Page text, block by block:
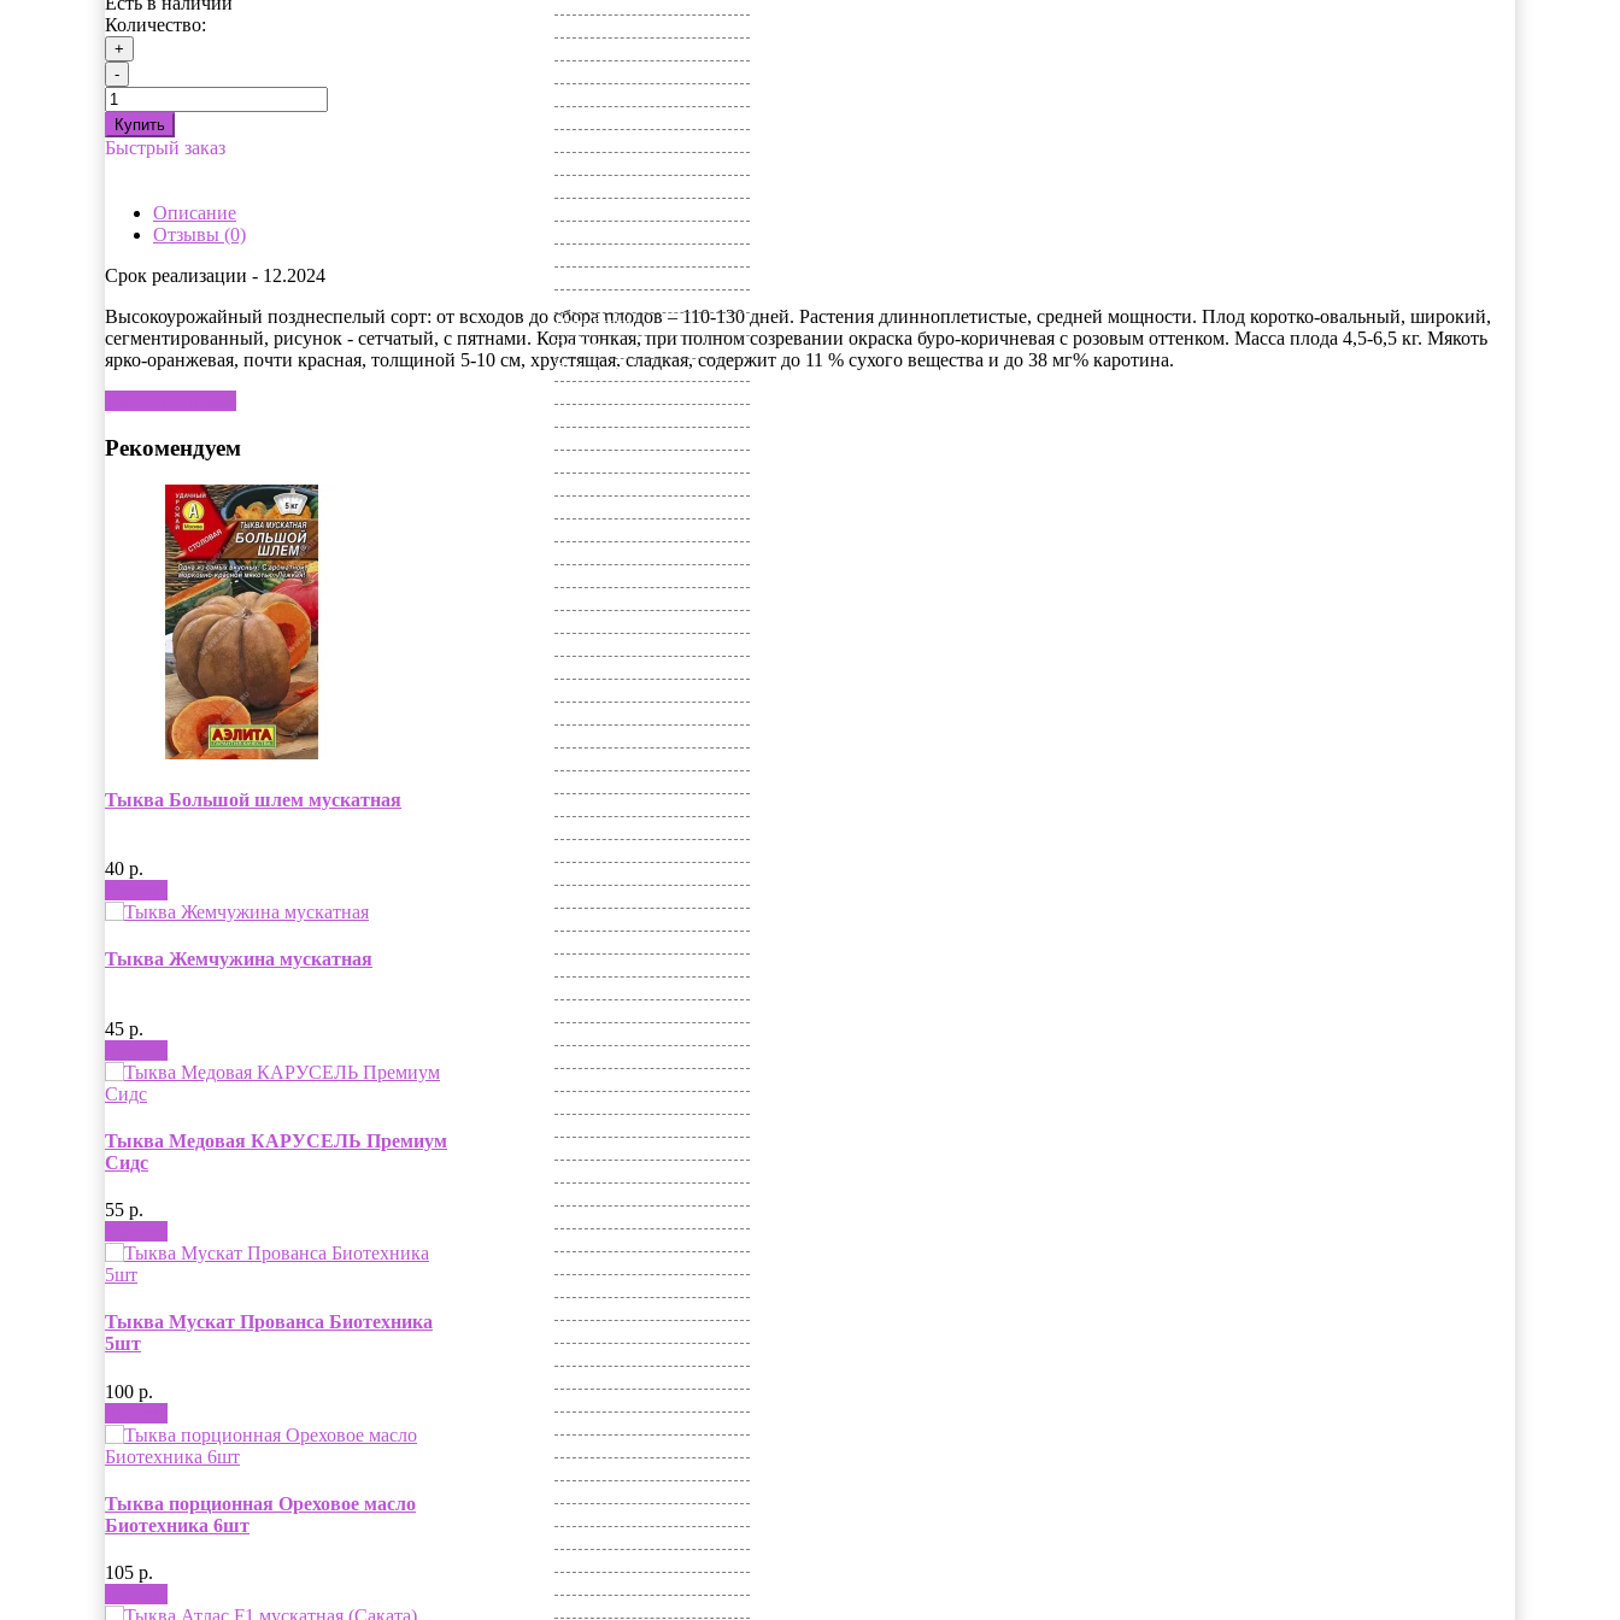
Ратибида
Резеда
Реймания
Количество:
+
-
Купить
Быстрый заказ
Описание
Отзывы (0)
Срок реализации - 12.2024
Высокоурожайный позднеспелый сорт: от всходов до сбора плодов – 110-130 дней. Растения длинноплетистые, средней мощности. Плод коротко-овальный, широкий,
сегментированный, рисунок - сетчатый, с пятнами. Кора тонкая, при полном созревании окраска буро-коричневая с розовым оттенком. Масса плода 4,5-6,5 кг. Мякоть
ярко-оранжевая, почти красная, толщиной 5-10 см, хрустящая, сладкая, содержит до 11 % сухого вещества и до 38 мг% каротина.
Рекомендуем
Тыква Большой шлем мускатная
40 р.
Тыква Жемчужина мускатная
45 р.
Тыква Медовая КАРУСЕЛЬ Премиум
Сидс
55 р.
Тыква Мускат Прованса Биотехника
5шт
100 р.
Тыква порционная Ореховое масло
Биотехника 6шт
105 р.